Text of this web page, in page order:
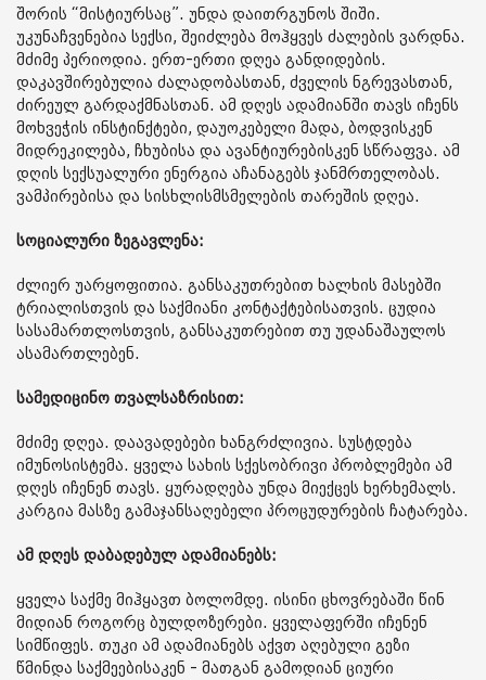
შორის “მისტიურსაც”. უნდა დაითრგუნოს შიში.
უკუნაჩვენებია სექსი, შეიძლება მოჰყვეს ძალების ვარდნა.
მძიმე პერიოდია. ერთ-ერთი დღეა განდიდების.
დაკავშირებულია ძალადობასთან, ძველის ნგრევასთან,
ძირეულ გარდაქმნასთან. ამ დღეს ადამიანში თავს იჩენს
მოხვეჭის ინსტინქტები, დაუოკებელი მადა, ბოდვისკენ
მიდრეკილება, ჩხუბისა და ავანტიურებისკენ სწრაფვა. ამ
დღის სექსუალური ენერგია აჩანაგებს ჯანმრთელობას.
ვამპირებისა და სისხლისმსმელების თარეშის დღეა.
სოციალური ზეგავლენა:
ძლიერ უარყოფითია. განსაკუთრებით ხალხის მასებში
ტრიალისთვის და საქმიანი კონტაქტებისათვის. ცუდია
სასამართლოსთვის, განსაკუთრებით თუ უდანაშაულოს
ასამართლებენ.
სამედიცინო თვალსაზრისით:
მძიმე დღეა. დაავადებები ხანგრძლივია. სუსტდება
იმუნოსისტემა. ყველა სახის სქესობრივი პრობლემები ამ
დღეს იჩენენ თავს. ყურადღება უნდა მიექცეს ხერხემალს.
კარგია მასზე გამაჯანსაღებელი პროცუდურების ჩატარება.
ამ დღეს დაბადებულ ადამიანებს:
ყველა საქმე მიჰყავთ ბოლომდე. ისინი ცხოვრებაში წინ
მიდიან როგორც ბულდოზერები. ყველაფერში იჩენენ
სიმწიფეს. თუკი ამ ადამიანებს აქვთ აღებული გეზი
წმინდა საქმეებისაკენ - მათგან გამოდიან ციური